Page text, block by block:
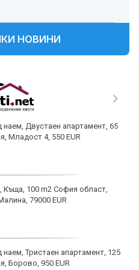
НОВИНИ
наем, Двустаен апартамент, 65
Младост 4, 550 EUR
Къща, 100 m2 София област,
79000 EUR
наем, Тристаен апартамент, 125
Борово, 950 EUR